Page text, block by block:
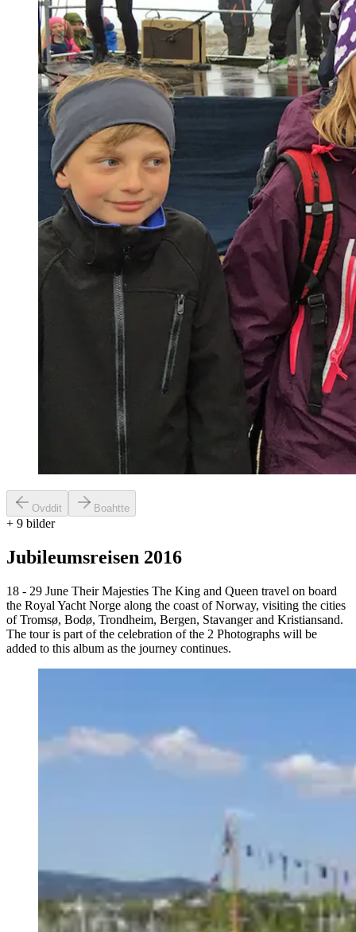
Ovddit Boahtte
+ 9 bilder
Jubileumsreisen 2016
18 - 29 June Their Majesties The King and Queen travel on board
the Royal Yacht Norge along the coast of Norway, visiting the cities
of Tromsø, Bodø, Trondheim, Bergen, Stavanger and Kristiansand.
The tour is part of the celebration of the 2 Photographs will be
added to this album as the journey continues.